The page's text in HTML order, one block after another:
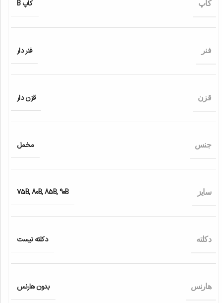
کاپ کاپ B
فنر فنر دار
قزن قزن دار
جنس مخمل
سایز 75B,80B,85B,90B
دکلته دکلته نیست
هارنس بدون هارنس